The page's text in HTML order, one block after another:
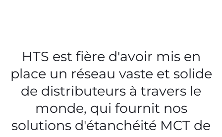
HTS est fière d'avoir mis en
place un réseau vaste et solide
de distributeurs à travers le
monde, qui fournit nos
solutions d'étanchéité MCT de